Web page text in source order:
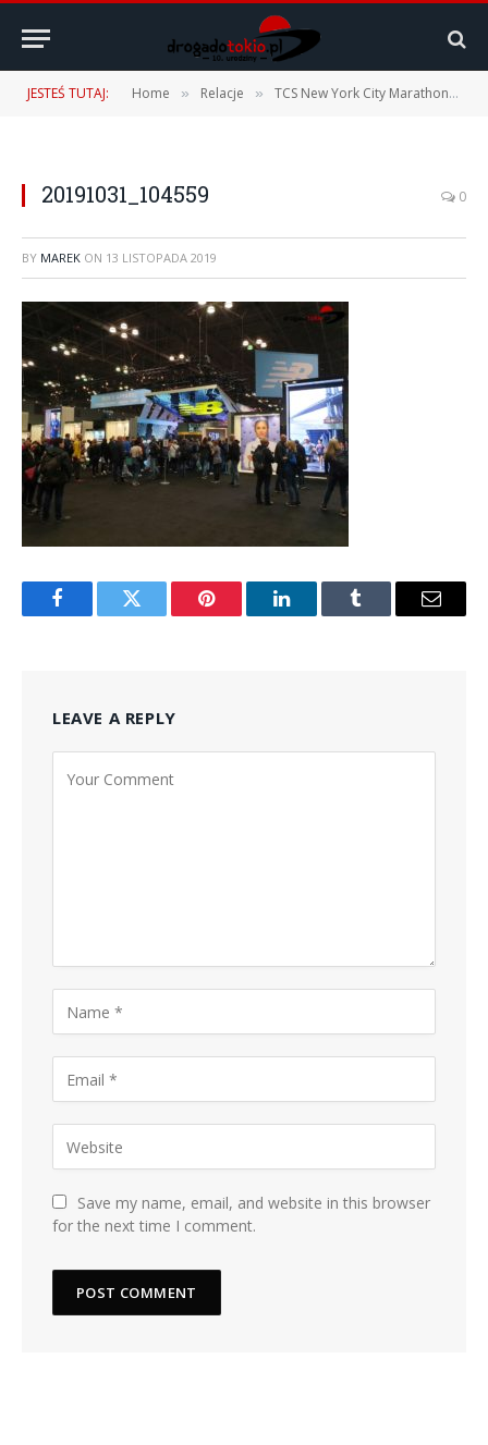
JESTEŚ TUTAJ: Home » Relacje » TCS New York City Marathon 2019 – 03.11.2019 r.
20191031_104559 0
BY MAREK ON 13 LISTOPADA 2019
FacebookTwitter Pinterest LinkedInTumblr Email
LEAVE A REPLY
Save my name, email, and website in this browser
for the next time I comment.